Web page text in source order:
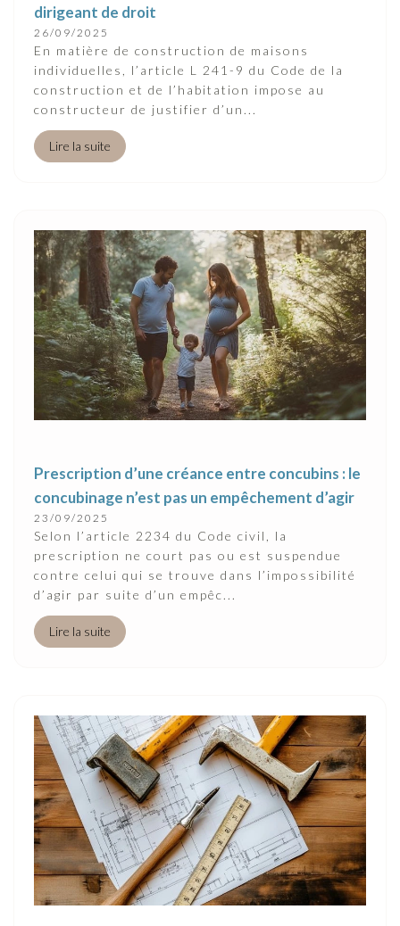
dirigeant de droit
26/09/2025
En matière de construction de maisons
individuelles, l’article L 241-9 du Code de la
construction et de l’habitation impose au
constructeur de justifier d’un...
Lire la suite
Prescription d’une créance entre concubins : le
concubinage n’est pas un empêchement d’agir
23/09/2025
Selon l’article 2234 du Code civil, la
prescription ne court pas ou est suspendue
contre celui qui se trouve dans l’impossibilité
d’agir par suite d’un empêc...
Lire la suite